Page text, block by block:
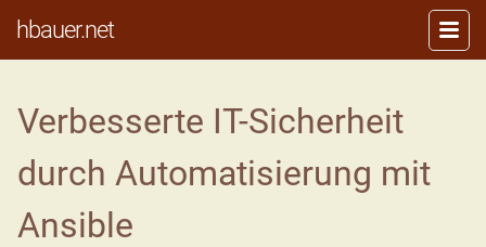
hbauer.net
Verbesserte IT-Sicherheit
durch Automatisierung mit
Ansible